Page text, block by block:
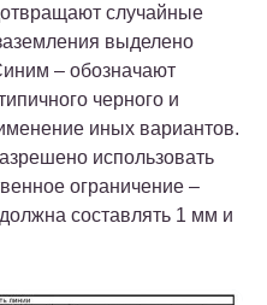
случайные
выделено
– обозначают
черного и
иных вариантов.
использовать
ограничение –
составлять 1 мм и